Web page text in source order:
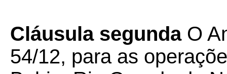
Cláusula segundaO
54/12, para as